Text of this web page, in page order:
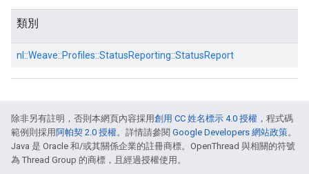
類別
nl::Weave::Profiles::StatusReporting::StatusReport
除非另有註明，否則本網頁內容採用創用 CC 姓名標示 4.0 授權 ，程式碼
範例則採用 阿帕契 2.0 授權。詳情請參閱 Google Developers 網站政策。
Java 是 Oracle 和/或其關係企業的註冊商標。OpenThread 與相關的符號
為 Thread Group 的商標，且經過授權使用。